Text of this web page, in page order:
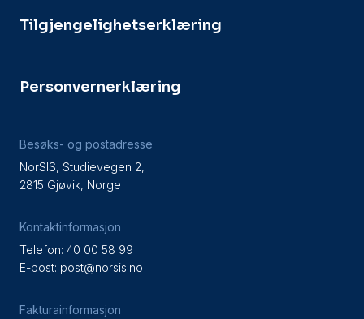
Tilgjengelighetserklæring
Personvernerklæring
Besøks- og postadresse
NorSIS, Studievegen 2,
2815 Gjøvik, Norge
Kontaktinformasjon
Telefon: 40 00 58 99
E-post: post@norsis.no
Fakturainformasjon